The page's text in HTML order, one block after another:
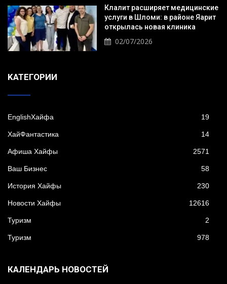
Клалит расширяет медицинские
услуги в Шломи: в районе Яарит
открылась новая клиника
02/07/2026
KАТЕГОРИИ
EnglishХайфа 19
XайФантастика 14
Афиша Хайфы 2571
Ваш Бизнес 58
История Хайфы 230
Новости Хайфы 12616
Туризм 2
Туризм 978
КАЛЕНДАРЬ НОВОСТЕЙ